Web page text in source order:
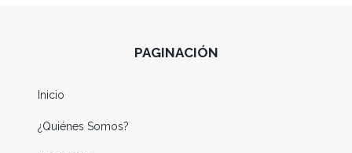
PAGINACIÓN
Inicio
¿Quiénes Somos?